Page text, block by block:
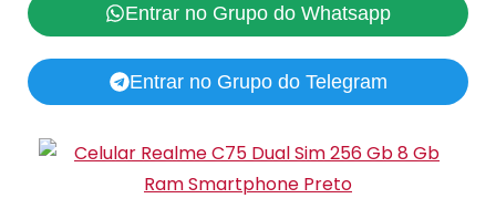
Entrar no Grupo do Whatsapp
Entrar no Grupo do Telegram